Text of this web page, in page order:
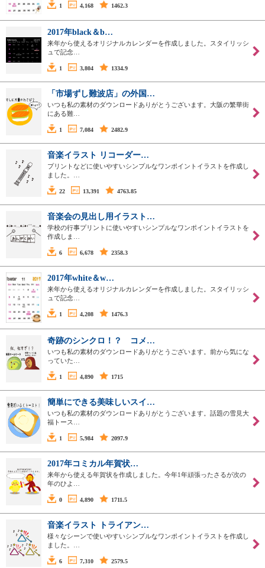
1 4,168 1462.3
2017年black＆b…
来年から使えるオリジナルカレンダーを作成しました。スタイリッシ
ュで記念…
1 3,804 1334.9
「市場ずし難波店」の外国…
いつも私の素材のダウンロードありがとうございます。大阪の繁華街
にある難…
1 7,084 2482.9
音楽イラスト リコーダー…
プリントなどに使いやすいシンプルなワンポイントイラストを作成し
ました。…
22 13,391 4763.85
音楽会の見出し用イラスト…
学校の行事プリントに使いやすいシンプルなワンポイントイラストを
作成しま…
6 6,678 2358.3
2017年white＆w…
来年から使えるオリジナルカレンダーを作成しました。スタイリッシ
ュで記念…
1 4,208 1476.3
奇跡のシンクロ！？ コメ…
いつも私の素材のダウンロードありがとうございます。前から気にな
っていた…
1 4,890 1715
簡単にできる美味しいスイ…
いつも私の素材のダウンロードありがとうございます。話題の雪見大
福トース…
1 5,984 2097.9
2017年コミカル年賀状…
来年から使える年賀状を作成しました。今年1年頑張ったさるが次の
年のひよ…
0 4,890 1711.5
音楽イラスト トライアン…
様々なシーンで使いやすいシンプルなワンポイントイラストを作成し
ました。…
6 7,310 2579.5